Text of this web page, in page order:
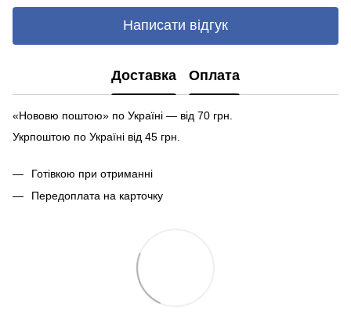
Написати відгук
Доставка Оплата
«Нововю поштою» по Україні — від 70 грн.
Укрпоштою по Україні від 45 грн.
Готівкою при отриманні
Передоплата на карточку